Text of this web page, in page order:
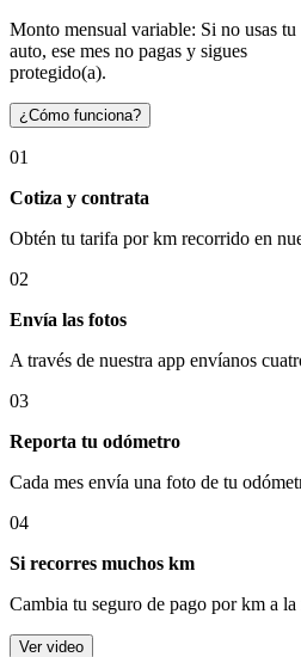
Monto mensual variable: Si no usas tu
auto, ese mes no pagas y sigues
protegido(a).
¿Cómo funciona?
01
Cotiza y contrata
Obtén tu tarifa por km recorrido en
02
Envía las fotos
A través de nuestra app envíanos
03
Reporta tu odómetro
Cada mes envía una foto de tu
04
Si recorres muchos km
Cambia tu seguro de pago por km a
Ver video